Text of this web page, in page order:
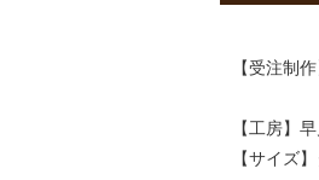
【受注制作
【工房】
【サイズ